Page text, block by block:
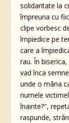
solidaritate la
împreuna cu
clipe vorbesc
împiedice pe
care a
rau. În
vad înca
unde o mâna
numele
înainte?",
raspunde,